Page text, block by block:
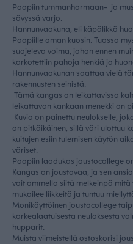
Paapiin tummanharmaan- ja
sävyssä varjo.
Hannunvaakuna, eli käpälikkö
Paapiille oman kuosin. Tuossa
suojeleva voima, johon ennen
karkotettiin pahoja henkiä ja
Hannunvaakunan saattaa vielä
rakennusten seinistä.
Tämä kangas on leikattavissa
leikattavan kankaan menekki on
Kuvio on painettu neulokselle,
on pitkäikäinen, sillä väri ulottuu
kuitujen esiin tulemisen käytön
väriset.
Paapiin laadukas joustocollege
Kangas on joustavaa, ja sen
voit ommella siitä melkeinpä
mukailee liikkeitä ja tuntuu
Monikäyttöinen joustocollege
korkealaatuisesta neuloksesta
hupparit.
Muista viimeistellä ostoskorisi